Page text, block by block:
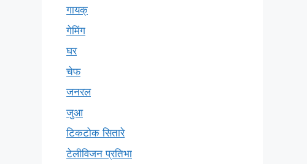
गायक्
गेमिंग
घर
चेफ
जनरल
जुआ
टिकटोक सितारे
टेलीविजन प्रतिभा